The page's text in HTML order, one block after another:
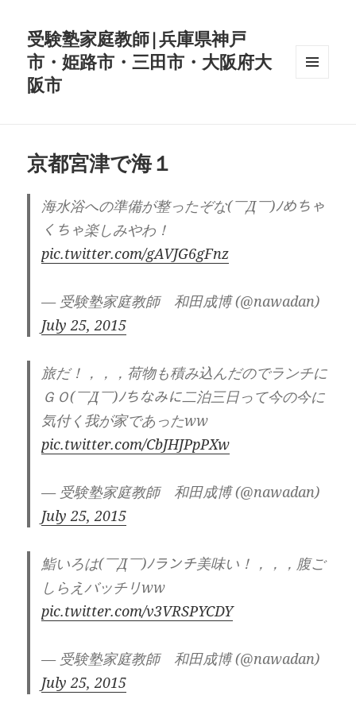
受験塾家庭教師|兵庫県神戸
市・姫路市・三田市・大阪府大
阪市
京都宮津で海１
海水浴への準備が整ったぞな(￣Д￣)ﾉめちゃ
くちゃ楽しみやわ！
pic.twitter.com/gAVJG6gFnz
— 受験塾家庭教師 和田成博 (@nawadan)
July 25, 2015
旅だ！，，，荷物も積み込んだのでランチに
ＧＯ(￣Д￣)ﾉちなみに二泊三日って今の今に
気付く我が家であったww
pic.twitter.com/CbJHJPpPXw
— 受験塾家庭教師 和田成博 (@nawadan)
July 25, 2015
鮨いろは(￣Д￣)ﾉランチ美味い！，，，腹ご
しらえバッチリww
pic.twitter.com/v3VRSPYCDY
— 受験塾家庭教師 和田成博 (@nawadan)
July 25, 2015